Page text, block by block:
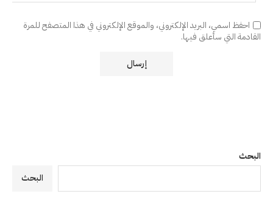
احفظ اسمي، البريد الإلكتروني، والموقع الإلكتروني في هذا المتصفح للمرة
القادمة التي سأعلق فيها.
البحث
البحث